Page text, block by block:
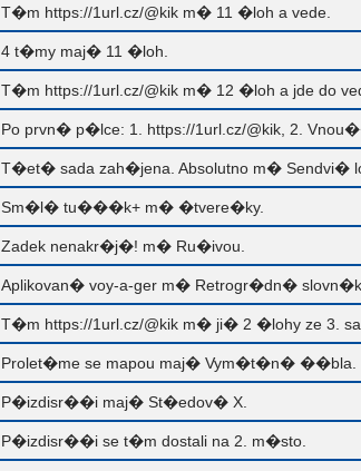
T�m https://1url.cz/@kik m� 11 �loh a vede.
4 t�my maj� 11 �loh.
T�m https://1url.cz/@kik m� 12 �loh a jde do
Po prvn� p�lce: 1. https://1url.cz/@kik, 2.
T�et� sada zah�jena. Absolutno m� Sendvi�
Sm�l� tu���k+ m� �tvere�ky.
Zadek nenakr�j�! m� Ru�ivou.
Aplikovan� voy-a-ger m� Retrogr�dn� slovn�k.
T�m https://1url.cz/@kik m� ji� 2 �lohy ze 3.
Prolet�me se mapou maj� Vym�t�n� ��bla.
P�izdisr��i maj� St�edov� X.
P�izdisr��i se t�m dostali na 2. m�sto.